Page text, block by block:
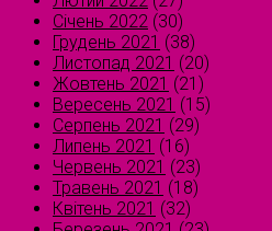
Січень 2022 (30)
Грудень 2021 (38)
Листопад 2021 (20)
Жовтень 2021 (21)
Вересень 2021 (15)
Серпень 2021 (29)
Липень 2021 (16)
Червень 2021 (23)
Травень 2021 (18)
Квітень 2021 (32)